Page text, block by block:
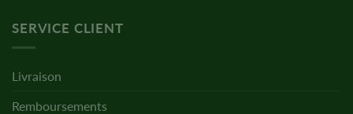
SERVICE CLIENT
Livraison
Remboursements